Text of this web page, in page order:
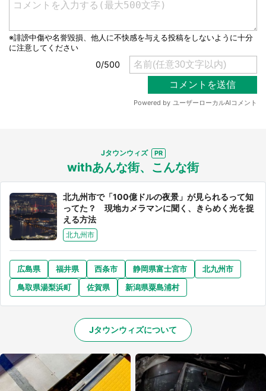
選択する
Jタウンウィズ
withあんな街、こんな街
北九州市で「100億ドルの夜景」が見られるって知
ってた？ 現地カメラマンに聞く、きらめく光を捉
える方法
北九州市
広島県 福井県 西条市 静岡県富士宮市
北九州市
鳥取県湯梨浜町
佐賀県 新潟県粟島浦村
Jタウンウィズについて